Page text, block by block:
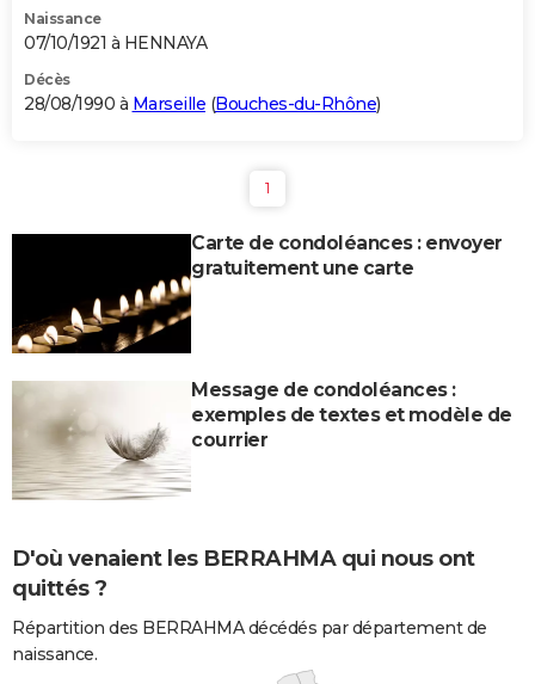
Naissance
07/10/1921 à HENNAYA
Décès
28/08/1990 à Marseille (Bouches-du-Rhône)
1
Carte de condoléances : envoyer
gratuitement une carte
Message de condoléances :
exemples de textes et modèle de
courrier
D'où venaient les BERRAHMA qui nous ont
quittés ?
Répartition des BERRAHMA décédés par département de
naissance.